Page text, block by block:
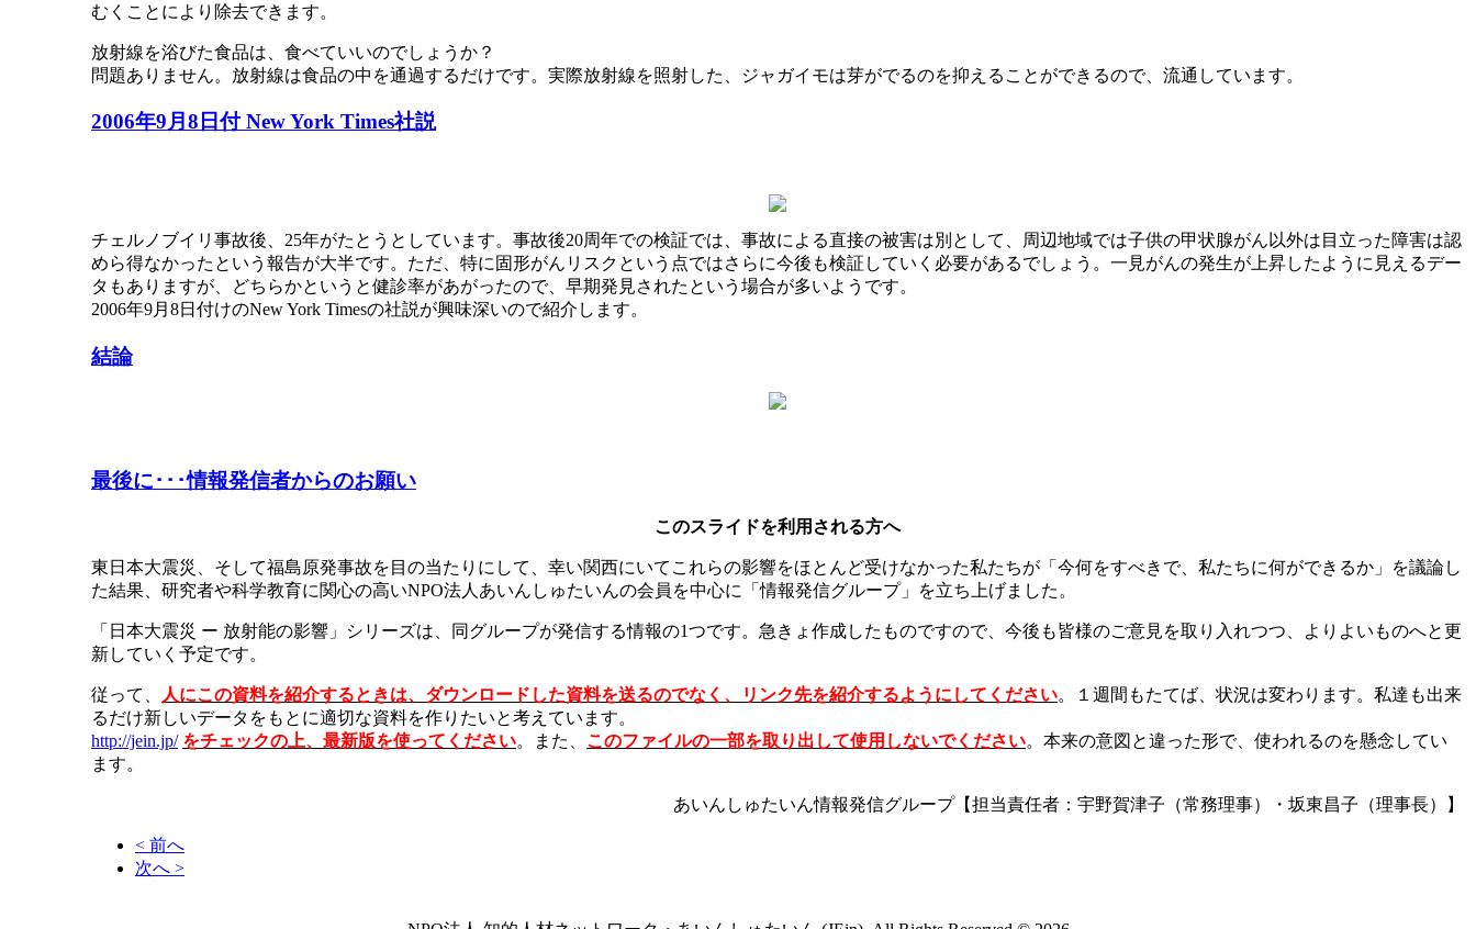
むくことにより除去できます。
放射線を浴びた食品は、食べていいのでしょうか？
問題ありません。放射線は食品の中を通過するだけです。実際放射線を照射した、ジャガイモは芽がでるのを抑えることができるので、流通しています。
2006年9月8日付 New York Times社説
チェルノブイリ事故後、25年がたとうとしています。事故後20周年での検証では、事故による直接の被害は別として、周辺地域では子供の甲状腺がん以外は目立った障害は認
めら得なかったという報告が大半です。ただ、特に固形がんリスクという点ではさらに今後も検証していく必要があるでしょう。一見がんの発生が上昇したように見えるデー
タもありますが、どちらかというと健診率があがったので、早期発見されたという場合が多いようです。
2006年9月8日付けのNew York Timesの社説が興味深いので紹介します。
結論
最後に･･･情報発信者からのお願い
このスライドを利用される方へ
東日本大震災、そして福島原発事故を目の当たりにして、幸い関西にいてこれらの影響をほとんど受けなかった私たちが「今何をすべきで、私たちに何ができるか」を議論し
た結果、研究者や科学教育に関心の高いNPO法人あいんしゅたいんの会員を中心に「情報発信グループ」を立ち上げました。
「日本大震災 ー 放射能の影響」シリーズは、同グループが発信する情報の1つです。急きょ作成したものですので、今後も皆様のご意見を取り入れつつ、よりよいものへと更
新していく予定です。
従って、 人にこの資料を紹介するときは、ダウンロードした資料を送るのでなく、リンク先を紹介するようにしてください。１週間もたてば、状況は変わります。私達も出来
るだけ新しいデータをもとに適切な資料を作りたいと考えています。
http://jein.jp/ をチェックの上、最新版を使ってください。また、 このファイルの一部を取り出して使用しないでください。本来の意図と違った形で、使われるのを懸念してい
ます。
あいんしゅたいん情報発信グループ【担当責任者：宇野賀津子（常務理事）・坂東昌子（理事長）】
< 前へ
次へ >